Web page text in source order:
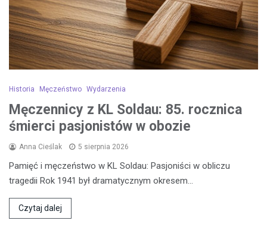
Historia Męczeństwo Wydarzenia
Męczennicy z KL Soldau: 85. rocznica
śmierci pasjonistów w obozie
Anna Cieślak 5 sierpnia 2026
Pamięć i męczeństwo w KL Soldau: Pasjoniści w obliczu
tragedii Rok 1941 był dramatycznym okresem…
Czytaj dalej